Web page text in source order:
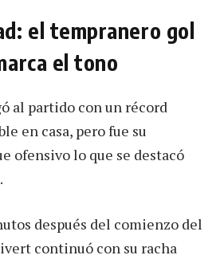
el tempranero gol
el tono
al partido con un récord
en casa, pero fue su
ofensivo lo que se destacó
después del comienzo del
continuó con su racha